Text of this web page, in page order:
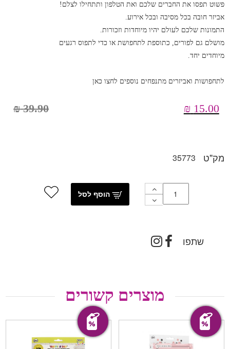
פשוט תפסו את החברים שלכם ואת הטלפון ותתחילו לצלם!
אביזר חובה בכל מסיבה ובכל אירוע.
התמונות שלכם לעולם יהיו מיוחדות וזכורות.
מושלם גם לפורים, כתוספת לתחפושת או כדי לתפוס רגעים
מיוחדים יחד.
לתחפושות ואביזרים מתנפחים נוספים לחצו כאן
15.00
₪
39.90
₪
מק"ט 35773
שתפו
מוצרים קשורים
מבצע! מבצע!